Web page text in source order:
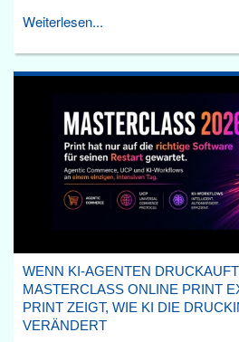
Weiterlesen...
WENN KI-AGENTEN
MASTERCLASS ONLINE PRINT
PRINT ZEIGT, WIE KI DIE
VERÄNDERT